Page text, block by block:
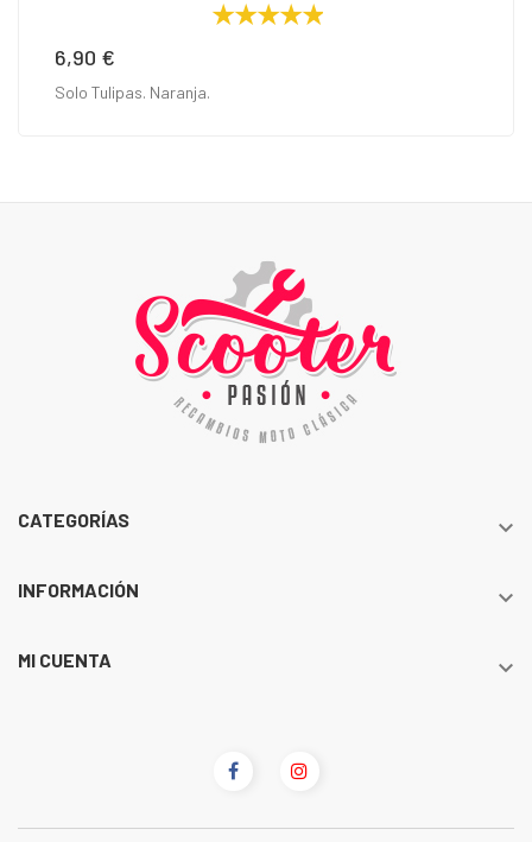
Precio
6,90 €
Solo Tulipas. Naranja.
CATEGORÍAS 
INFORMACIÓN 
MI CUENTA 